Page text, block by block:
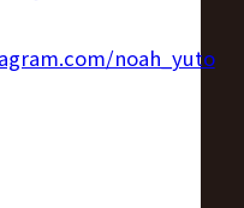
noah_yuto